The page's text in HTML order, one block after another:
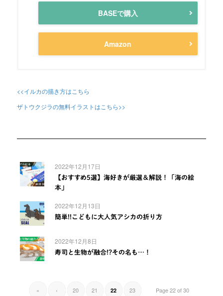
BASEで購入
Amazon
<<イルカの描き方はこちら
ザトウクジラの無料イラストはこちら>>
2022年12月17日
【おすすめ5選】海好きが厳選＆解説！「海の絵
本」
2022年12月13日
簡単!!こどもに大人気アシカの折り方
2022年12月8日
寿司と生物が融合!?その名も…！
Page 22 of 30
« ‹ 20 21 22 23